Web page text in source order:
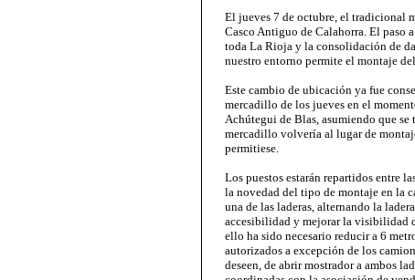
El jueves 7 de octubre, el tradicional
Casco Antiguo de Calahorra. El paso
toda La Rioja y la consolidación de
nuestro entorno permite el montaje
Este cambio de ubicación ya fue
mercadillo de los jueves en el
Achútegui de Blas, asumiendo que
mercadillo volvería al lugar de
permitiese.
Los puestos estarán repartidos entre
la novedad del tipo de montaje en la
una de las laderas, alternando la
accesibilidad y mejorar la visibilidad
ello ha sido necesario reducir a 6
autorizados a excepción de los
deseen, de abrir mostrador a ambos